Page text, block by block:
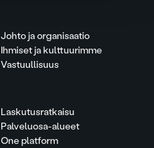
Johto ja organisaatio
Ihmiset ja kulttuurimme
Vastuullisuus
Laskutusratkaisu
Palveluosa-alueet
One platform